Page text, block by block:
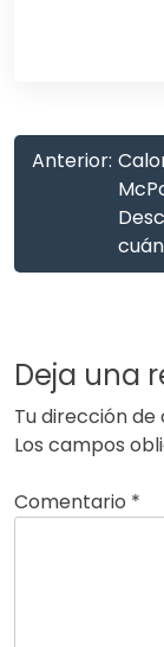
Anterior:
Deja una
Tu dirección
Los campos
Comentario *